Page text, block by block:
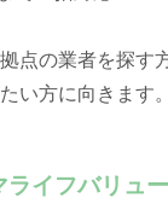
点の業者を探す
い方に向きます。
ライフバリュ